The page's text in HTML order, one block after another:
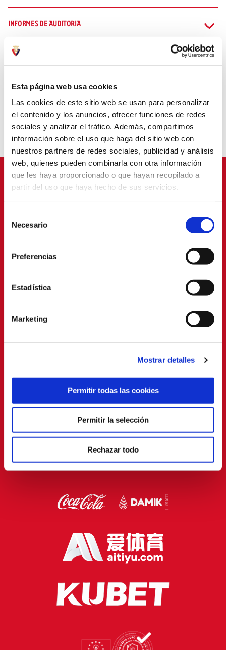
Esta página web usa cookies
Las cookies de este sitio web se usan para personalizar
el contenido y los anuncios, ofrecer funciones de redes
sociales y analizar el tráfico. Además, compartimos
información sobre el uso que haga del sitio web con
nuestros partners de redes sociales, publicidad y análisis
web, quienes pueden combinarla con otra información
que les haya proporcionado o que hayan recopilado a
partir del uso que haya hecho de sus servicios.
Necesario
Preferencias
Estadística
Marketing
Mostrar detalles
Permitir todas las cookies
Permitir la selección
Rechazar todo
INFORMES DE AUDITORIA
MEMORIAS ANUALES
INFORMES DE LA COMISIÓN DE CONTROL ECONÓMICO
ASAMBLEAS 2024
SPONSORS